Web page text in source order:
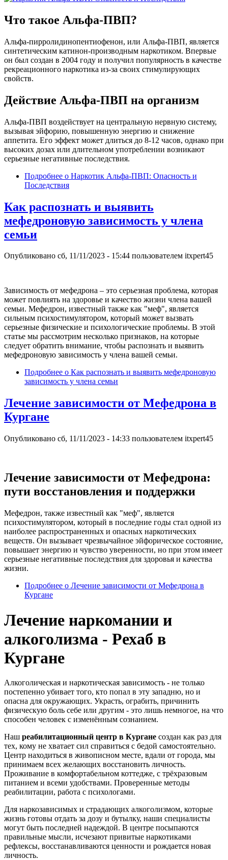
Что такое Альфа-ПВП?
Альфа-пирролидинопентиофенон, или Альфа-ПВП, является
синтетическим катинон-производным наркотиком. Впервые
он был создан в 2004 году и получил популярность в качестве
рекреационного наркотика из-за своих стимулирующих
свойств.
Действие Альфа-ПВП на организм
Альфа-ПВП воздействует на центральную нервную систему,
вызывая эйфорию, повышенную энергию и снижение
аппетита. Его эффект может длиться до 8-12 часов, однако при
высоких дозах или длительном употреблении возникают
серьезные негативные последствия.
Подробнее о Наркотик Альфа-ПВП: Опасность и
Последствия
Как распознать и выявить
мефедроновую зависимость у члена
семьи
Опубликовано сб, 11/11/2023 - 15:44 пользователем itxpert45
Зависимость от мефедрона – это серьезная проблема, которая
может повлиять на здоровье и качество жизни члена вашей
семьи. Мефедрон, известный также как "меф", является
сильным психостимулятором, который может вызвать
серьезные физические и психологические проблемы. В этой
статье мы рассмотрим несколько признаков, на которые
следует обратить внимание, чтобы распознать и выявить
мефедроновую зависимость у члена вашей семьи.
Подробнее о Как распознать и выявить мефедроновую
зависимость у члена семьи
Лечение зависимости от Мефедрона в
Кургане
Опубликовано сб, 11/11/2023 - 14:33 пользователем itxpert45
Лечение зависимости от Мефедрона:
пути восстановления и поддержки
Мефедрон, также известный как "меф", является
психостимулятором, который в последние годы стал одной из
наиболее распространенных и опасных наркотических
веществ. Он вызывает чрезвычайное эйфорическое состояние,
повышает энергию и чувство уверенности, но при этом имеет
серьезные негативные последствия для здоровья и качества
жизни.
Подробнее о Лечение зависимости от Мефедрона в
Кургане
Лечение наркомании и
алкоголизма - Рехаб в
Кургане
Алкоголическая и наркотическая зависимость - не только
постепенно убивает того, кто попал в эту западню, но и
опасна для окружающих. Украсть, ограбить, причинить
физическую боль себе или другим - это лишь немногое, на что
способен человек с изменённым сознанием.
Наш реабилитационный центр в Кургане создан как раз для
тех, кому не хватает сил справиться с бедой самостоятельно.
Центр находиться в живописном месте, вдали от города, мы
принимаем всех желающих восстановить личность.
Проживание в комфортабельном коттедже, с трёхразовым
питанием и всеми удобствами. Проверенные методы
реабилитации, работа с психологами.
Для наркозависимых и страдающих алкоголизмом, которые
жизнь готовы отдать за дозу и бутылку, наши специалисты
могут быть последней надеждой. В центре посыпаются
правильные мысли, исчезают привитые наркотиками
рефлексы, восстанавливаются ценности и рождается новая
личность.